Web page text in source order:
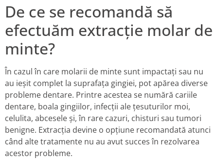
De ce se recomandă să
efectuăm extracție molar de
minte?
În cazul în care molarii de minte sunt impactați sau nu
au ieșit complet la suprafața gingiei, pot apărea diverse
probleme dentare. Printre acestea se numără cariile
dentare, boala gingiilor, infecții ale țesuturilor moi,
celulita, abcesele și, în rare cazuri, chisturi sau tumori
benigne. Extracția devine o opțiune recomandată atunci
când alte tratamente nu au avut succes în rezolvarea
acestor probleme.